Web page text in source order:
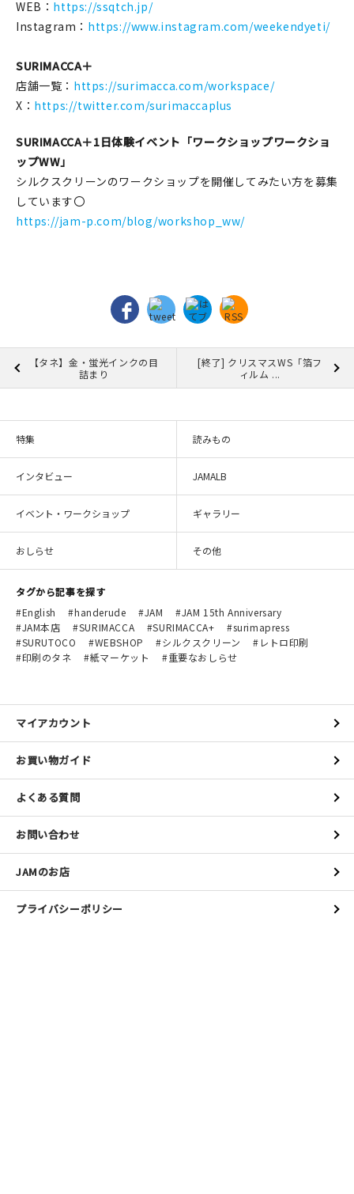
WEB： https://ssqtch.jp/
Instagram： https://www.instagram.com/weekendyeti/
SURIMACCA＋
店舗一覧： https://surimacca.com/workspace/
X： https://twitter.com/surimaccaplus
SURIMACCA＋1日体験イベント「ワークショップワークショ
ップWW」
シルクスクリーンのワークショップを開催してみたい方を募集
しています〇
https://jam-p.com/blog/workshop_ww/
【タネ】金・蛍光インクの目
詰まり
[終了] クリスマスWS「箔フ
ィルム ...
特集 読みもの
インタビュー JAMALB
イベント・ワークショップ ギャラリー
おしらせ その他
タグから記事を探す
English
handerude JAM
JAM 15th Anniversary
JAM本店
SURIMACCA SURIMACCA+
surimapress
SURUTOCO
WEBSHOP シルクスクリーン
レトロ印刷
印刷のタネ
紙マーケット 重要なおしらせ
マイアカウント
お買い物ガイド
よくある質問
お問い合わせ
JAMのお店
プライバシーポリシー